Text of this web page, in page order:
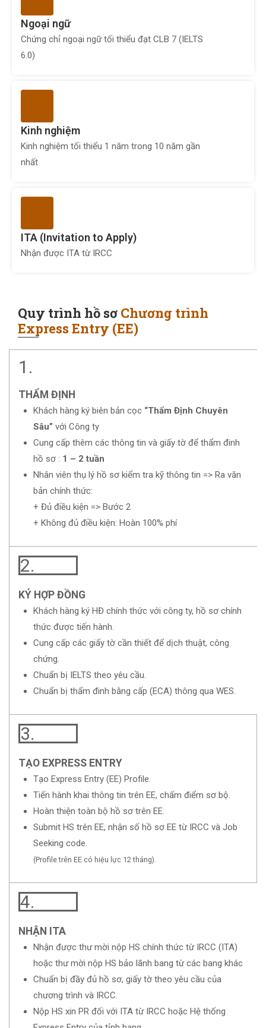
Ngoại ngữ
Chứng chỉ ngoại ngữ tối thiểu đạt CLB 7 (IELTS
6.0)
Kinh nghiệm
Kinh nghiệm tối thiểu 1 năm trong 10 năm gần
nhất
ITA (Invitation to Apply)
Nhận được ITA từ IRCC
Quy trình hồ sơ Chương trình
Express Entry (EE)
1.
THẨM ĐỊNH
Khách hàng ký biên bản cọc “Thẩm Định Chuyên
Sâu” với Công ty
Cung cấp thêm các thông tin và giấy tờ để thẩm đinh
hồ sơ : 1 – 2 tuần
Nhân viên thụ lý hồ sơ kiểm tra kỹ thông tin => Ra văn
bản chính thức:
+ Đủ điều kiện => Bước 2
+ Không đủ điều kiện: Hoàn 100% phí
2.
KÝ HỢP ĐỒNG
Khách hàng ký HĐ chính thức với công ty, hồ sơ chính
thức được tiến hành.
Cung cấp các giấy tờ cần thiết để dịch thuật, công
chứng.
Chuẩn bị IELTS theo yêu cầu.
Chuẩn bị thẩm đinh bằng cấp (ECA) thông qua WES.
3.
TẠO EXPRESS ENTRY
Tạo Express Entry (EE) Profile.
Tiến hành khai thông tin trên EE, chấm điểm sơ bộ.
Hoàn thiện toàn bộ hồ sơ trên EE.
Submit HS trên EE, nhận số hồ sơ EE từ IRCC và Job
Seeking code.
(Profile trên EE có hiệu lực 12 tháng).
4.
NHẬN ITA
Nhận được thư mời nộp HS chính thức từ IRCC (ITA)
hoặc thư mời nộp HS bảo lãnh bang từ các bang khác
Chuẩn bị đầy đủ hồ sơ, giấy tờ theo yêu cầu của
chương trình và IRCC.
Nộp HS xin PR đối với ITA từ IRCC hoặc Hệ thống